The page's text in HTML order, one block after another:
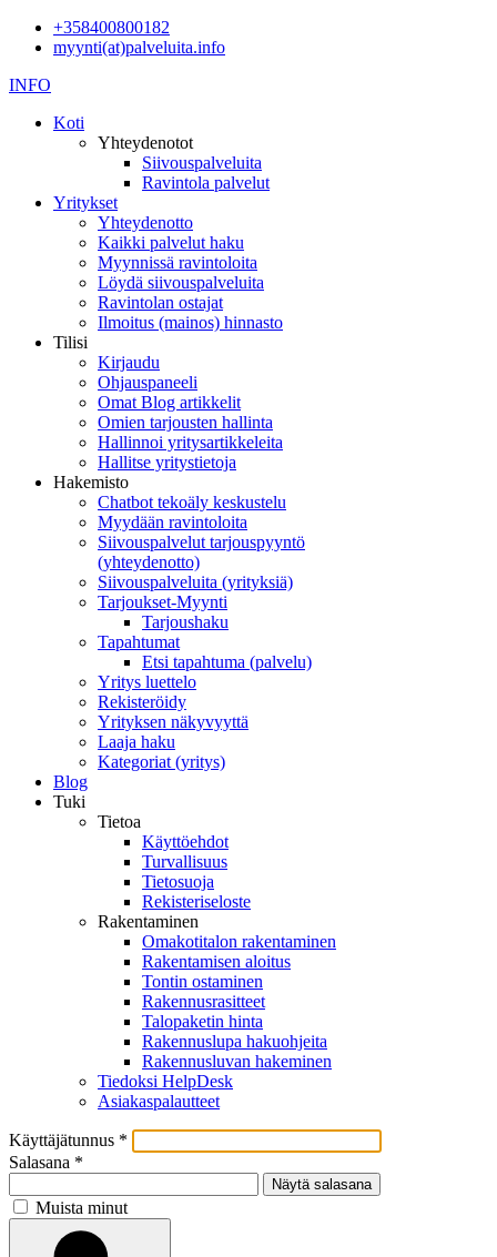
+358400800182
myynti(at)palveluita.info
INFO
Koti
Yhteydenotot
Siivouspalveluita
Ravintola palvelut
Yritykset
Yhteydenotto
Kaikki palvelut haku
Myynnissä ravintoloita
Löydä siivouspalveluita
Ravintolan ostajat
Ilmoitus (mainos) hinnasto
Tilisi
Kirjaudu
Ohjauspaneeli
Omat Blog artikkelit
Omien tarjousten hallinta
Hallinnoi yritysartikkeleita
Hallitse yritystietoja
Hakemisto
Chatbot tekoäly keskustelu
Myydään ravintoloita
Siivouspalvelut tarjouspyyntö
(yhteydenotto)
Siivouspalveluita (yrityksiä)
Tarjoukset-Myynti
Tarjoushaku
Tapahtumat
Etsi tapahtuma (palvelu)
Yritys luettelo
Rekisteröidy
Yrityksen näkyvyyttä
Laaja haku
Kategoriat (yritys)
Blog
Tuki
Tietoa
Käyttöehdot
Turvallisuus
Tietosuoja
Rekisteriseloste
Rakentaminen
Omakotitalon rakentaminen
Rakentamisen aloitus
Tontin ostaminen
Rakennusrasitteet
Talopaketin hinta
Rakennuslupa hakuohjeita
Rakennusluvan hakeminen
Tiedoksi HelpDesk
Asiakaspalautteet
Käyttäjätunnus *
Salasana *
Näytä salasana
Muista minut